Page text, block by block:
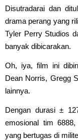
Disutradarai dan
drama perang yang
Tyler Perry Studios
banyak dibicarakan.
Oh, iya, film ini
Dean Norris, Gregg
lainnya.
Dengan durasi ±
emosional tim
yang bertugas di